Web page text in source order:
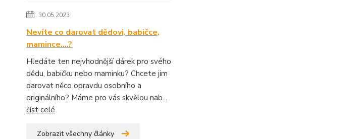
30.05.2023
Nevíte co darovat dědovi, babičce,
mamince....?
Hledáte ten nejvhodnější dárek pro svého
dědu, babičku nebo maminku? Chcete jim
darovat něco opravdu osobního a
originálního? Máme pro vás skvělou nab...
číst celé
Zobrazit všechny články